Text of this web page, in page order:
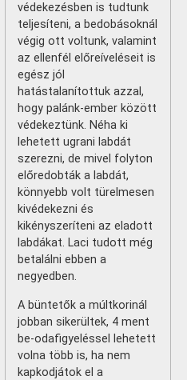
védekezésben is tudtunk
teljesíteni, a bedobásoknál
végig ott voltunk, valamint
az ellenfél előreíveléseit is
egész jól
hatástalanítottuk azzal,
hogy palánk-ember között
védekeztünk. Néha ki
lehetett ugrani labdát
szerezni, de mivel folyton
előredobták a labdát,
könnyebb volt türelmesen
kivédekezni és
kikényszeríteni az eladott
labdákat. Laci tudott még
betalálni ebben a
negyedben.
A büntetők a múltkorinál
jobban sikerültek, 4 ment
be-odafigyeléssel lehetett
volna több is, ha nem
kapkodjátok el a